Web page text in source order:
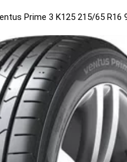
Prime 3 K125 215/65 R16